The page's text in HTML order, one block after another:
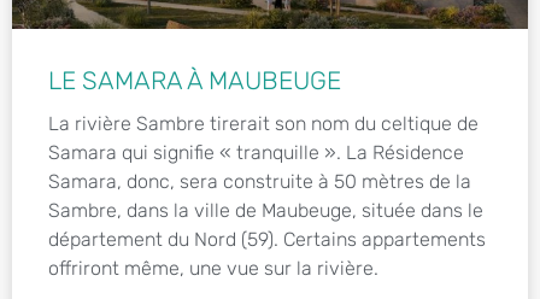
LE SAMARA À MAUBEUGE
La rivière Sambre tirerait son nom du celtique de
Samara qui signifie « tranquille ». La Résidence
Samara, donc, sera construite à 50 mètres de la
Sambre, dans la ville de Maubeuge, située dans le
département du Nord (59). Certains appartements
offriront même, une vue sur la rivière.